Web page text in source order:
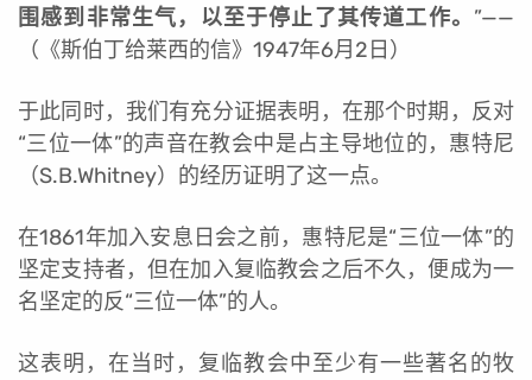
围感到非常生气，以至于停止了其传道工作。 ”——
（《斯伯丁给莱西的信》1947年6月2日）
于此同时，我们有充分证据表明，在那个时期，反对
“三位一体”的声音在教会中是占主导地位的，惠特尼
（S.B.Whitney）的经历证明了这一点。
在1861年加入安息日会之前，惠特尼是“三位一体”的
坚定支持者，但在加入复临教会之后不久，便成为一
名坚定的反“三位一体”的人。
这表明，在当时，复临教会中至少有一些著名的牧